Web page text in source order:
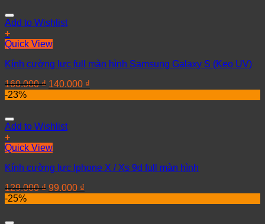
Add to Wishlist
+
Quick View
Kính cường lực full màn hình Samsung Galaxy S (Keo UV)
160.000₫ 140.000 ₫
-23%
Add to Wishlist
+
Quick View
Kính cường lực Iphone X / Xs 9d full màn hình
129.000₫ 99.000 ₫
-25%